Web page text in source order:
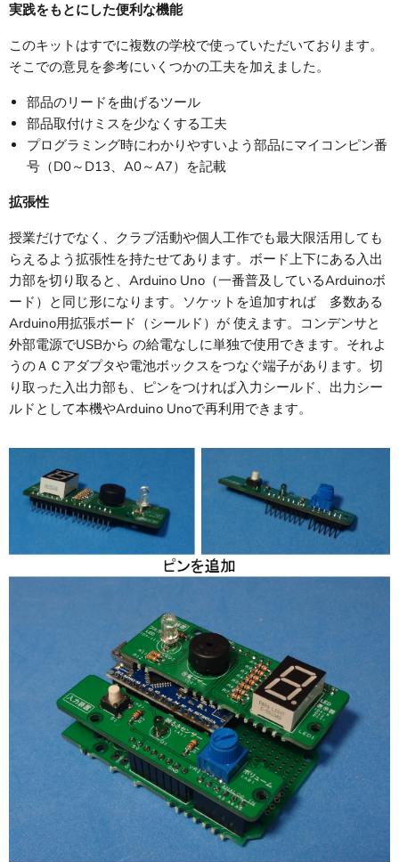
実践をもとにした便利な機能
このキットはすでに複数の学校で使っていただいております。
そこでの意見を参考にいくつかの工夫を加えました。
部品のリードを曲げるツール
部品取付けミスを少なくする工夫
プログラミング時にわかりやすいよう部品にマイコンピン番
号（D0～D13、A0～A7）を記載
拡張性
授業だけでなく、クラブ活動や個人工作でも最大限活用しても
らえるよう拡張性を持たせてあります。ボード上下にある入出
力部を切り取ると、Arduino Uno（一番普及しているArduinoボ
ード）と同じ形になります。ソケットを追加すれば 多数ある
Arduino用拡張ボード（シールド）が 使えます。コンデンサと
外部電源でUSBから の給電なしに単独で使用できます。それよ
うのＡＣアダプタや電池ボックスをつなぐ端子があります。切
り取った入出力部も、ピンをつければ入力シールド、出力シー
ルドとして本機やArduino Unoで再利用できます。